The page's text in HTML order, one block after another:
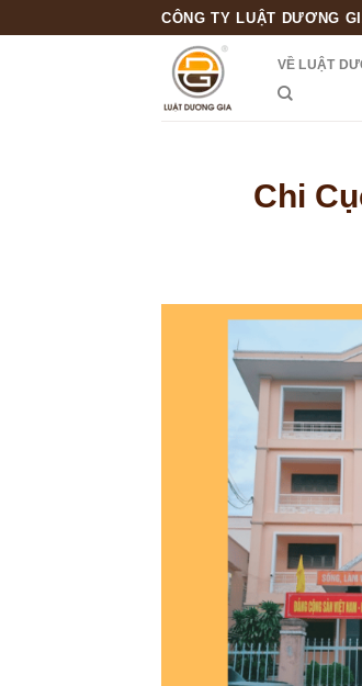
CÔNG TY LUẬT DƯƠNG
VỀ LUẬT
Chi